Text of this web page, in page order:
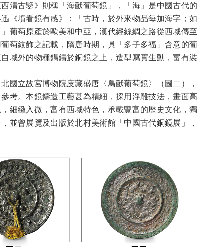
清古鑒》則稱「海獸葡萄鏡」，「海」是中國古代的
《墳看鏡有感》：「古時，於外來物品每加海字；如
葡萄原產於歐美和中亞，漢代經絲綢之路從西域傳至
萄紋飾之記載，隋唐時期，具「多子多福」含意的葡
域外的物種鐫鑄於銅鏡之上，造型寫實生動，富有裝
國立故宮博物院庋藏盛唐〈鳥獸葡萄鏡〉（圖二），
考。本鏡鑄造工藝甚為精細，採用浮雕技法，畫面高
細緻入微，富有西域特色，承載豐富的歷史文化，獨
並曾展覽及出版於北村美術館「中國古代銅鏡展」，